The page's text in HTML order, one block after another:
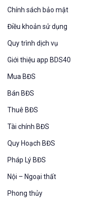
Chính sách bảo mật
Điều khoản sử dụng
Quy trình dịch vụ
Giới thiệu app BDS40
Mua BĐS
Bán BĐS
Thuê BĐS
Tài chính BĐS
Quy Hoạch BĐS
Pháp Lý BĐS
Nội – Ngoại thất
Phong thủy